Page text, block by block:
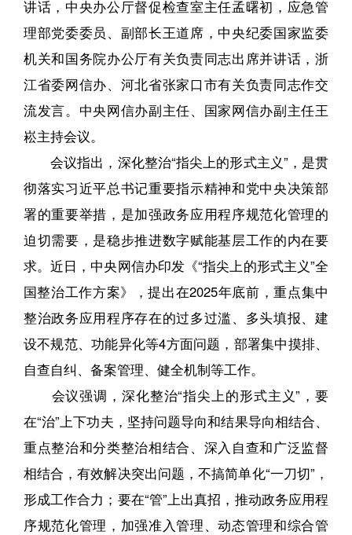
讲话，中央办公厅督促检查室主任孟曙初，应急管
理部党委委员、副部长王道席，中央纪委国家监委
机关和国务院办公厅有关负责同志出席并讲话，浙
江省委网信办、河北省张家口市有关负责同志作交
流发言。中央网信办副主任、国家网信办副主任王
崧主持会议。
会议指出，深化整治“指尖上的形式主义”，是贯
彻落实习近平总书记重要指示精神和党中央决策部
署的重要举措，是加强政务应用程序规范化管理的
迫切需要，是稳步推进数字赋能基层工作的内在要
求。近日，中央网信办印发《“指尖上的形式主义”全
国整治工作方案》，提出在2025年底前，重点集中
整治政务应用程序存在的过多过滥、多头填报、建
设不规范、功能异化等4方面问题，部署集中摸排、
自查自纠、备案管理、健全机制等工作。
会议强调，深化整治“指尖上的形式主义”，要
在“治”上下功夫，坚持问题导向和结果导向相结合、
重点整治和分类整治相结合、深入自查和广泛监督
相结合，有效解决突出问题，不搞简单化“一刀切”，
形成工作合力；要在“管”上出真招，推动政务应用程
序规范化管理，加强准入管理、动态管理和综合管